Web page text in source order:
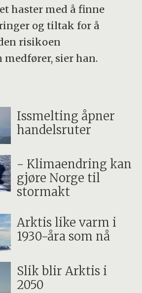
haster med å finne
og tiltak for å
risikoen
sier han.
Issmelting åpner
handelsruter
- Klimaendring kan
gjøre Norge til
stormakt
Arktis like varm i
1930-åra som nå
Slik blir Arktis i
2050